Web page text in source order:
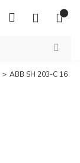
ABB SH 203-C 16